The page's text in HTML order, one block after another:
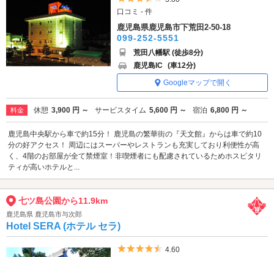
口コミ - 件
鹿児島県鹿児島市下荒田2-50-18
099-252-5551
荒田八幡駅 (徒歩8分)
鹿児島IC (車12分)
Googleマップで開く
料金 休憩 3,900 円 ～ サービスタイム 5,600 円 ～ 宿泊 6,800 円 ～
鹿児島中央駅から車で約15分！ 鹿児島の繁華街の『天文館』からは車で約10
分の好アクセス！ 周辺にはスーパーやレストランも充実しており利便性が高
く、4階のお部屋が全て禁煙室！非喫煙者にも配慮されているためホスピタリ
ティが高いホテルと...
七ツ島公園から11.9km
鹿児島県 鹿児島市与次郎
Hotel SERA (ホテル セラ)
5つ星のうち4.5
4.60